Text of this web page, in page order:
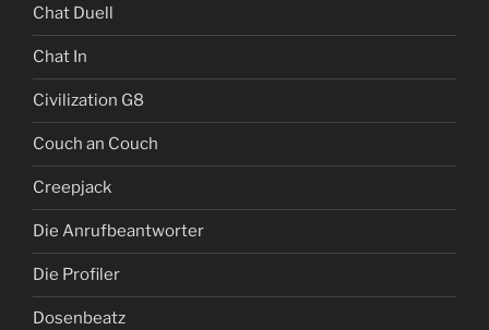
Chat Duell
Chat In
Civilization G8
Couch an Couch
Creepjack
Die Anrufbeantworter
Die Profiler
Dosenbeatz